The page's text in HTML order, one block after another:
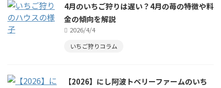
4月のいちご狩りは遅い？4月の苺の特徴や料
金の傾向を解説
2026/4/4
いちご狩りコラム
【2026】にし阿波トベリーファームのいち